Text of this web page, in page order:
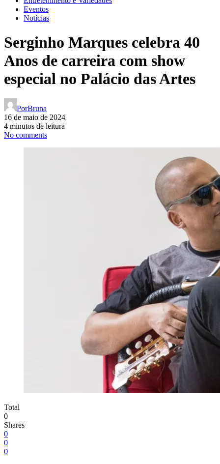
Eventos
Notícias
Serginho Marques celebra 40
Anos de carreira com show
especial no Palácio das Artes
PorBruna
16 de maio de 2024
4 minutos de leitura
No comments
Total
0
Shares
0
0
0